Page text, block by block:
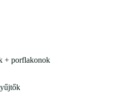
+ porflakonok